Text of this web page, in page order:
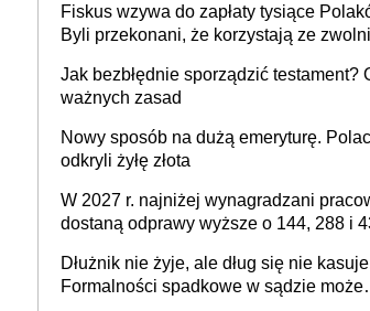
Fiskus wzywa do zapłaty tysiące
Byli przekonani, że korzystają ze
Jak bezbłędnie sporządzić testament?
ważnych zasad
Nowy sposób na dużą emeryturę.
odkryli żyłę złota
W 2027 r. najniżej wynagradzani
dostaną odprawy wyższe o 144, 288 i
Dłużnik nie żyje, ale dług się nie
Formalności spadkowe w sądzie może